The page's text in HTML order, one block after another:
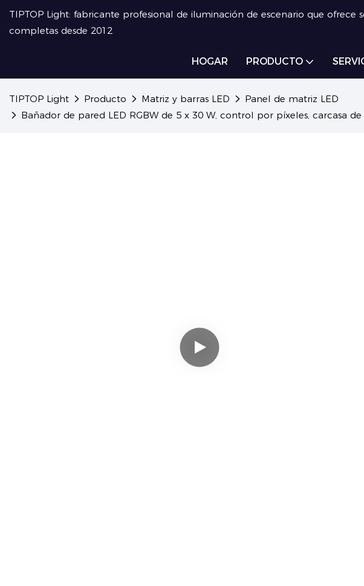
TIPTOP Light: fabricante profesional de iluminación de escenario que ofrece
completas desde 2012
HOGAR PRODUCTO
TIPTOP Light Producto Matriz y barras LED
Panel de matriz LED
Bañador de pared LED RGBW de 5 x 30 W, control por píxeles, carcasa